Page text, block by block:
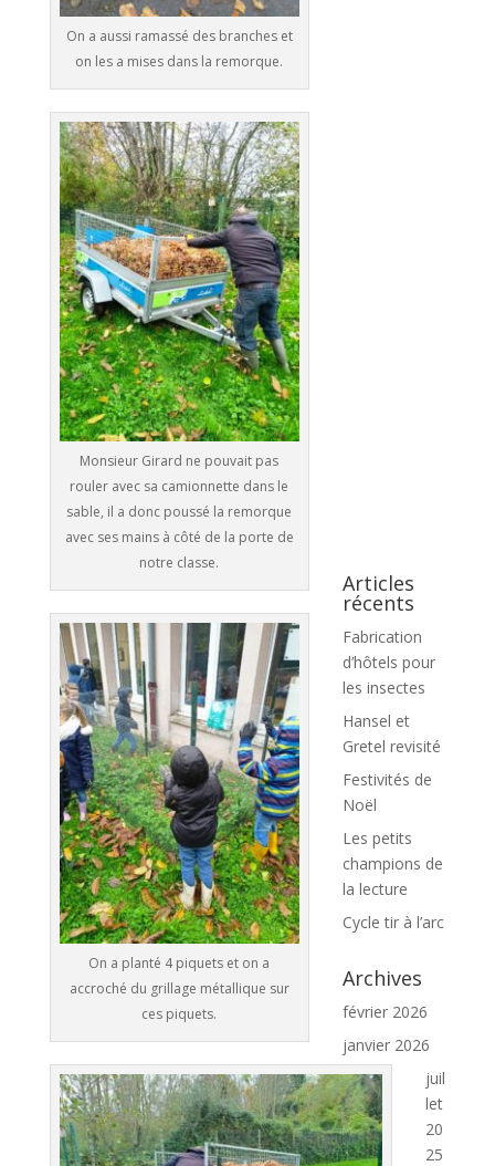
On a aussi ramassé des branches et
on les a mises dans la remorque.
Monsieur Girard ne pouvait pas
rouler avec sa camionnette dans le
sable, il a donc poussé la remorque
avec ses mains à côté de la porte de
notre classe.
On a planté 4 piquets et on a
accroché du grillage métallique sur
ces piquets.
Articles
récents
Fabrication
d’hôtels pour
les insectes
Hansel et
Gretel revisité
Festivités de
Noël
Les petits
champions de
la lecture
Cycle tir à l’arc
Archives
février 2026
janvier 2026
juil
let
20
25